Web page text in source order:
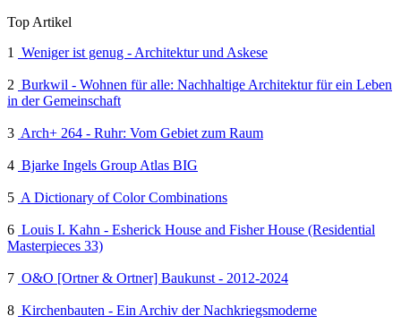
Top Artikel
1
Weniger ist genug - Architektur und Askese
2 Burkwil - Wohnen für alle: Nachhaltige Architektur für ein Leben
in der Gemeinschaft
3 Arch+ 264 - Ruhr: Vom Gebiet zum Raum
4 Bjarke Ingels Group Atlas BIG
5 A Dictionary of Color Combinations
6 Louis I. Kahn - Esherick House and Fisher House (Residential
Masterpieces 33)
7 O&O [Ortner & Ortner] Baukunst - 2012-2024
8 Kirchenbauten - Ein Archiv der Nachkriegsmoderne